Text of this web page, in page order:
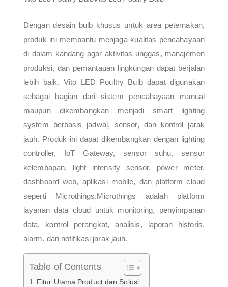
Dengan desain bulb khusus untuk area peternakan,
produk ini membantu menjaga kualitas pencahayaan
di dalam kandang agar aktivitas unggas, manajemen
produksi, dan pemantauan lingkungan dapat berjalan
lebih baik. Vito LED Poultry Bulb dapat digunakan
sebagai bagian dari sistem pencahayaan manual
maupun dikembangkan menjadi smart lighting
system berbasis jadwal, sensor, dan kontrol jarak
jauh. Produk ini dapat dikembangkan dengan lighting
controller, IoT Gateway, sensor suhu, sensor
kelembapan, light intensity sensor, power meter,
dashboard web, aplikasi mobile, dan platform cloud
seperti Microthings.Microthings adalah platform
layanan data cloud untuk monitoring, penyimpanan
data, kontrol perangkat, analisis, laporan historis,
alarm, dan notifikasi jarak jauh.
Table of Contents
Fitur Utama Product dan Solusi